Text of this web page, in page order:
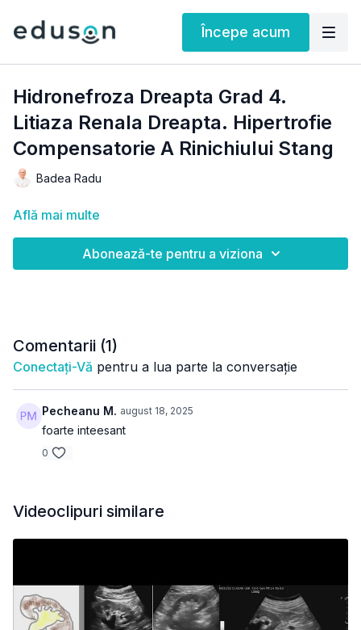
Începe acum
Hidronefroza Dreapta Grad 4.
Litiaza Renala Dreapta. Hipertrofie
Compensatorie A Rinichiului Stang
Badea Radu
Află mai multe
Abonează-te pentru a viziona
Comentarii (1)
Conectați-Vă pentru a lua parte la conversație
Pecheanu M. august 18, 2025
foarte inteesant
0
Videoclipuri similare